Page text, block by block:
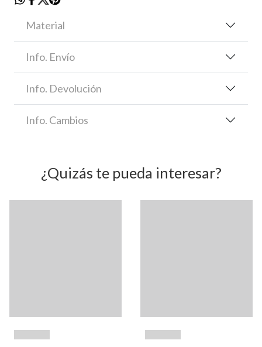
Material
Info. Envío
Info. Devolución
Info. Cambios
¿Quizás te pueda interesar?